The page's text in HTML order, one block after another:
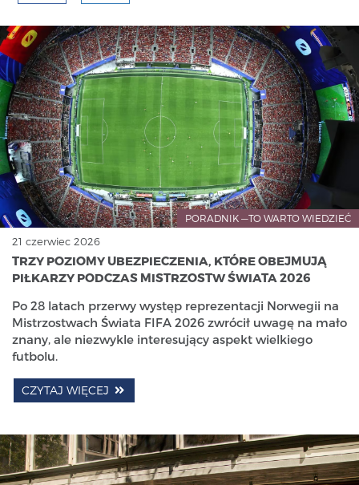
PORADNIK —TO WARTO WIEDZIEĆ
21 czerwiec 2026
TRZY POZIOMY UBEZPIECZENIA, KTÓRE OBEJMUJĄ
PIŁKARZY PODCZAS MISTRZOSTW ŚWIATA 2026
Po 28 latach przerwy występ reprezentacji Norwegii na
Mistrzostwach Świata FIFA 2026 zwrócił uwagę na mało
znany, ale niezwykle interesujący aspekt wielkiego
futbolu.
CZYTAJ WIĘCEJ